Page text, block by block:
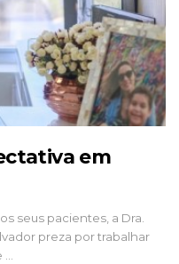
em
seus pacientes, a Dra.
preza por trabalhar
…